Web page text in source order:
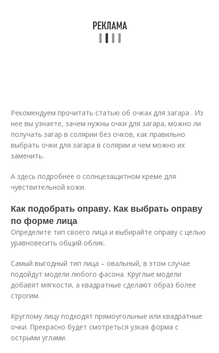
Рекомендуем прочитать статью об очках для загара . Из
нее вы узнаете, зачем нужны очки для загара, можно ли
получать загар в солярии без очков, как правильно
выбрать очки для загара в солярии и чем можно их
заменить.
А здесь подробнее о солнцезащитном креме для
чувствительной кожи.
Как подобрать оправу. Как выбрать оправу
по форме лица
Определите тип своего лица и выбирайте оправу с целью
уравновесить общий облик.
Самый выгодный тип лица – овальный, в этом случае
подойдут модели любого фасона. Круглые модели
добавят мягкости, а квадратные сделают образ более
строгим.
Круглому лицу подходят прямоугольные или квадратные
очки. Прекрасно будет смотреться узкая форма с
острыми углами.